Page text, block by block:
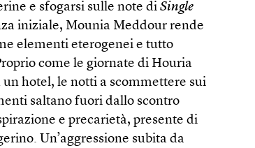
e sfogarsi sulle note diSingle
iniziale, Mounia Meddour rende
elementi eterogenei e tutto
come le giornate di Houria
hotel, le notti a scommettere sui
saltano fuori dallo scontro
e precarietà, presente di
Un’aggressione subita da